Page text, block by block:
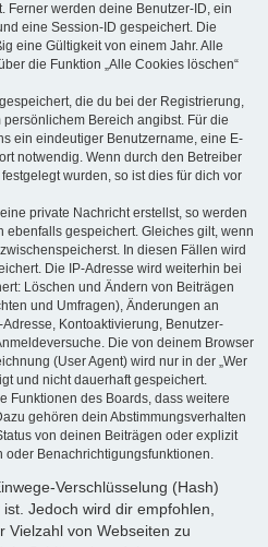
Ferner werden deine Benutzer-ID, ein
eine Session-ID gespeichert. Die
eine Gültigkeit von einem Jahr. Alle
die Funktion „Alle Cookies löschen“
die du bei der Registrierung,
Bereich angibst. Für die
ein eindeutiger Benutzername, eine E-
notwendig. Wenn durch den Betreiber
wurden, so ist dies für dich vor
private Nachricht erstellst, so werden
ebenfalls gespeichert. Gleiches gilt, wenn
In diesen Fällen wird
Die IP-Adresse wird weiterhin bei
Löschen und Ändern von Beiträgen
und Umfragen), Änderungen an
Kontoaktivierung, Benutzer-
Die von deinem Browser
(User Agent) wird nur in der „Wer
und nicht dauerhaft gespeichert.
Funktionen des Boards, dass weitere
gehören dein Abstimmungsverhalten
von deinen Beiträgen oder explizit
oder Benachrichtigungsfunktionen.
Verschlüsselung (Hash)
Jedoch wird dir empfohlen,
Vielzahl von Webseiten zu